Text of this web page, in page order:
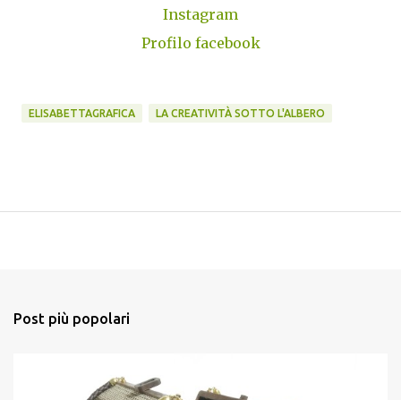
Instagram
Profilo facebook
ELISABETTAGRAFICA LA CREATIVITÀ SOTTO L'ALBERO
Post più popolari